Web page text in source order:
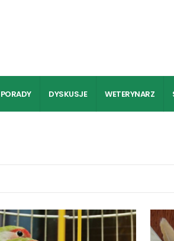
PORADY DYSKUSJE WETERYNARZ